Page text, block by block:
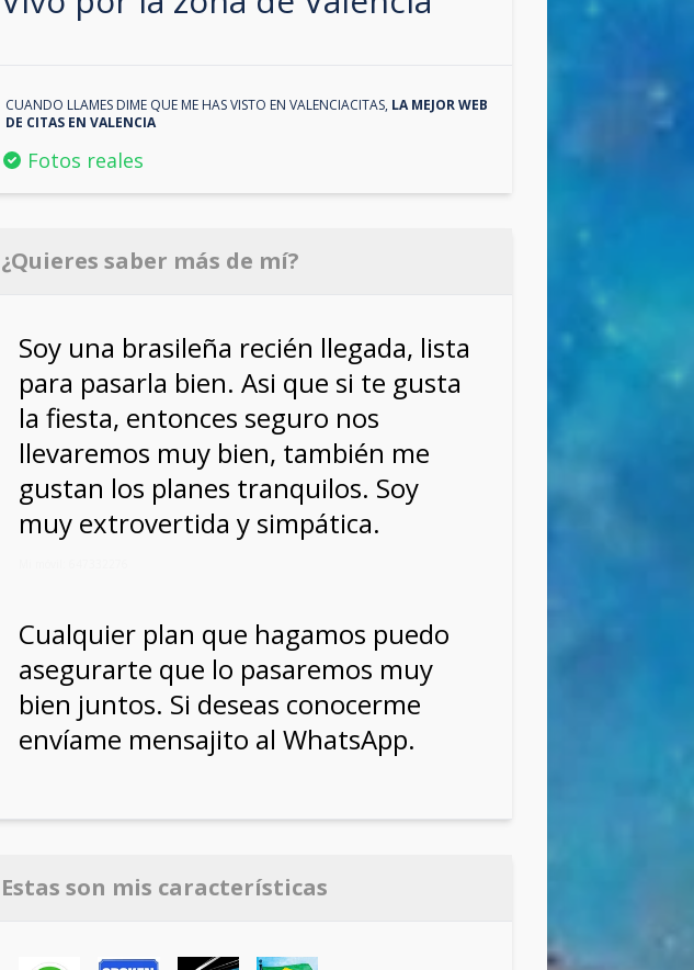
CUANDO LLAMES DIME QUE ME HAS VISTO EN VALENCIACITAS, LA MEJOR WEB
DE CITAS EN VALENCIA
Fotos reales
¿Quieres saber más de mí?
Soy una brasileña recién llegada, lista
para pasarla bien. Asi que si te gusta
la fiesta, entonces seguro nos
llevaremos muy bien, también me
gustan los planes tranquilos. Soy
muy extrovertida y simpática.
Cualquier plan que hagamos puedo
asegurarte que lo pasaremos muy
bien juntos. Si deseas conocerme
envíame mensajito al WhatsApp.
Estas son mis características